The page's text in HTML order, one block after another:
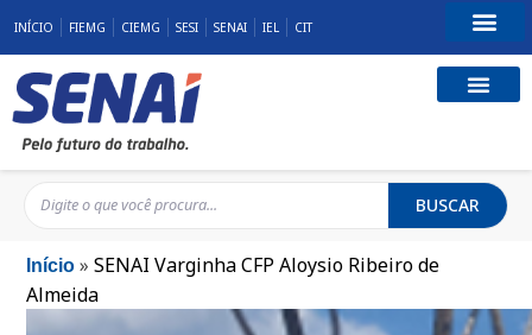
INÍCIO FIEMG CIEMG SESI SENAI IEL CIT
BUSCAR
Início »SENAI Varginha CFP Aloysio Ribeiro de
Almeida